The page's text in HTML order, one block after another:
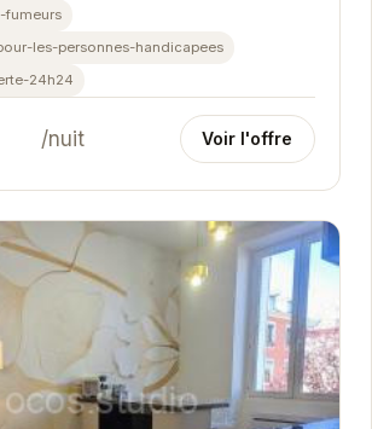
fumeurs
les-personnes-handicapees
24h24
/nuit Voir l'offre